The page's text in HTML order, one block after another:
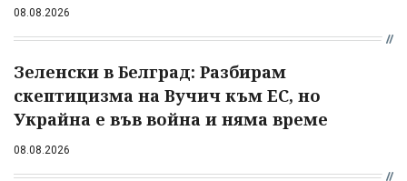
08.08.2026
Зеленски в Белград: Разбирам
скептицизма на Вучич към ЕС, но
Украйна е във война и няма време
08.08.2026